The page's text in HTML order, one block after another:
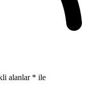
alanlar * ile